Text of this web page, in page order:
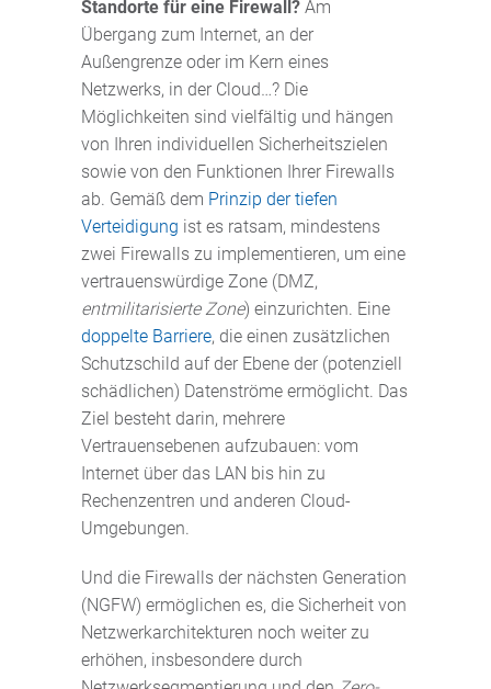
Standorte für eine Firewall? Am
Übergang zum Internet, an der
Außengrenze oder im Kern eines
Netzwerks, in der Cloud…? Die
Möglichkeiten sind vielfältig und hängen
von Ihren individuellen Sicherheitszielen
sowie von den Funktionen Ihrer Firewalls
ab. Gemäß dem Prinzip der tiefen
Verteidigung ist es ratsam, mindestens
zwei Firewalls zu implementieren, um eine
vertrauenswürdige Zone (DMZ,
entmilitarisierte Zone) einzurichten. Eine
doppelte Barriere, die einen zusätzlichen
Schutzschild auf der Ebene der (potenziell
schädlichen) Datenströme ermöglicht. Das
Ziel besteht darin, mehrere
Vertrauensebenen aufzubauen: vom
Internet über das LAN bis hin zu
Rechenzentren und anderen Cloud-
Umgebungen.
Und die Firewalls der nächsten Generation
(NGFW) ermöglichen es, die Sicherheit von
Netzwerkarchitekturen noch weiter zu
erhöhen, insbesondere durch